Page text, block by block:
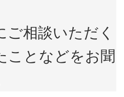
ご相談いただく
ことなどをお聞